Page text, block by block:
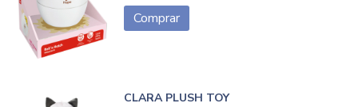
Comprar
CLARA PLUSH TOY